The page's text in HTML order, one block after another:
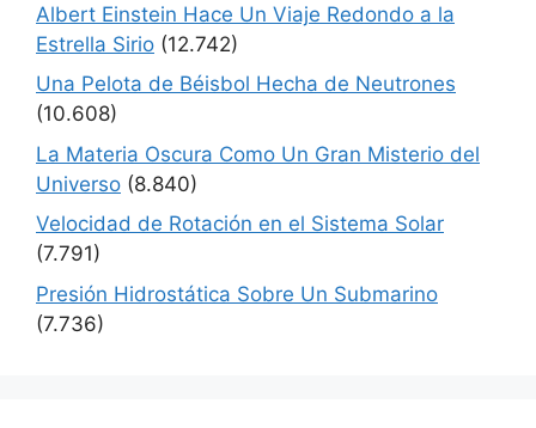
Albert Einstein Hace Un Viaje Redondo a la
Estrella Sirio (12.742)
Una Pelota de Béisbol Hecha de Neutrones
(10.608)
La Materia Oscura Como Un Gran Misterio del
Universo (8.840)
Velocidad de Rotación en el Sistema Solar
(7.791)
Presión Hidrostática Sobre Un Submarino
(7.736)